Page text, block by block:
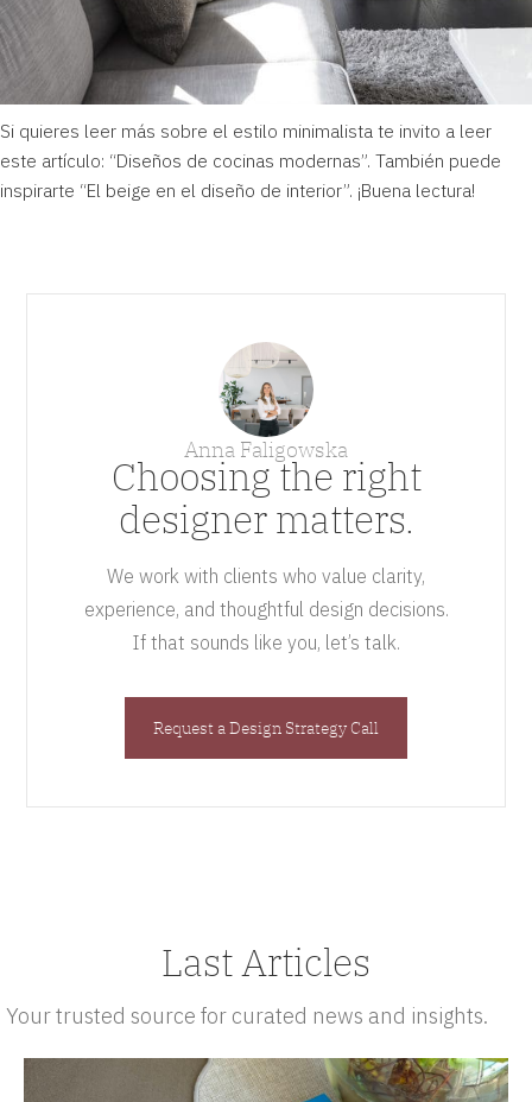
Si quieres leer más sobre el estilo minimalista te invito a leer
este artículo: “Diseños de cocinas modernas”. También puede
inspirarte “El beige en el diseño de interior”. ¡Buena lectura!
Anna Faligowska
Choosing the right
designer matters.
We work with clients who value clarity,
experience, and thoughtful design decisions.
If that sounds like you, let’s talk.
Request a Design Strategy Call
Last Articles
Your trusted source for curated news and insights.